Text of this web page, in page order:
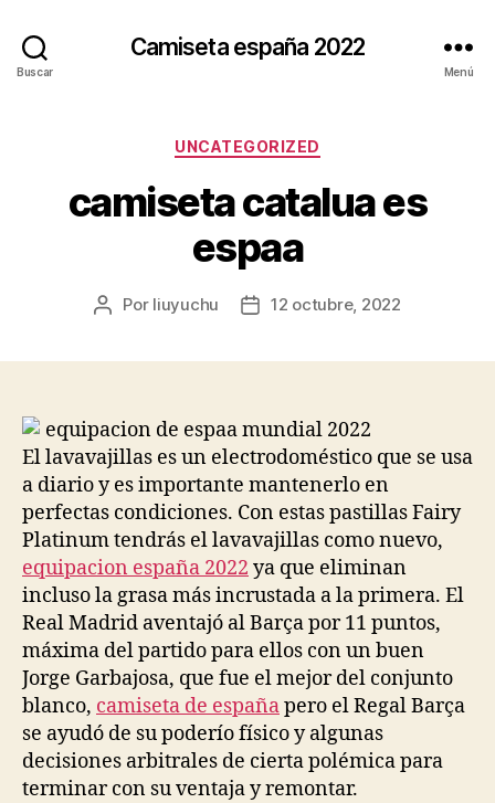
Buscar
Camiseta españa 2022
Menú
Categorías
UNCATEGORIZED
camiseta catalua es
espaa
Autor
Por liuyuchu
Fecha12 octubre, 2022
El lavavajillas es un electrodoméstico que se usa
a diario y es importante mantenerlo en
perfectas condiciones. Con estas pastillas Fairy
Platinum tendrás el lavavajillas como nuevo,
equipacion españa 2022 ya que eliminan
incluso la grasa más incrustada a la primera. El
Real Madrid aventajó al Barça por 11 puntos,
máxima del partido para ellos con un buen
Jorge Garbajosa, que fue el mejor del conjunto
blanco, camiseta de españapero el Regal Barça
se ayudó de su poderío físico y algunas
decisiones arbitrales de cierta polémica para
terminar con su ventaja y remontar.